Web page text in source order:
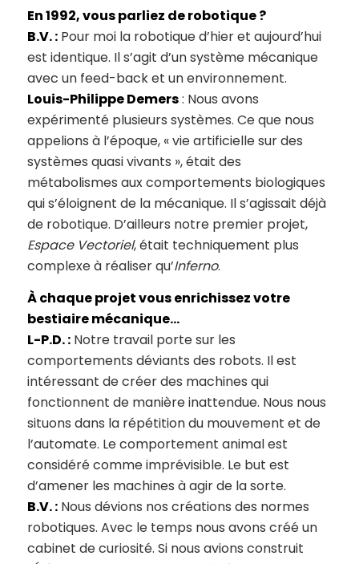
En 1992, vous parliez de robotique ?
B.V. :Pour moi la robotique d’hier et aujourd’hui
est identique. Il s’agit d’un système mécanique
avec un feed-back et un environnement.
Louis-Philippe Demers: Nous avons
expérimenté plusieurs systèmes. Ce que nous
appelions à l’époque, « vie artificielle sur des
systèmes quasi vivants », était des
métabolismes aux comportements biologiques
qui s’éloignent de la mécanique. Il s’agissait déjà
de robotique. D’ailleurs notre premier projet,
Espace Vectoriel, était techniquement plus
complexe à réaliser qu’Inferno.
À chaque projet vous enrichissez votre
bestiaire mécanique…
L-P.D. :Notre travail porte sur les
comportements déviants des robots. Il est
intéressant de créer des machines qui
fonctionnent de manière inattendue. Nous nous
situons dans la répétition du mouvement et de
l’automate. Le comportement animal est
considéré comme imprévisible. Le but est
d’amener les machines à agir de la sorte.
B.V. :Nous dévions nos créations des normes
robotiques. Avec le temps nous avons créé un
cabinet de curiosité. Si nous avions construit